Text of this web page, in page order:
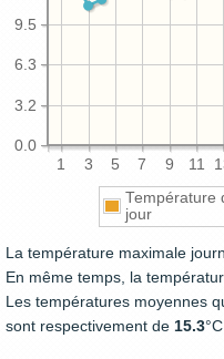
1 3 5 7 9 11
0.0
3.2
6.3
9.5
Température
jour
La température maximale
En même temps, la
Les températures moyennes
sont respectivement de 15.3